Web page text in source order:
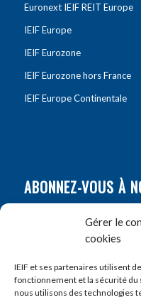
Gérer le
cookies
IEIF et ses partenaires utilisent
fonctionnement et la sécurité
nous utilisons des technologies
Euronext IEIF REIT Europe
IEIF Europe
IEIF Eurozone
IEIF Eurozone hors France
IEIF Europe Continentale
ABONNEZ-VOUS À
Prénom*